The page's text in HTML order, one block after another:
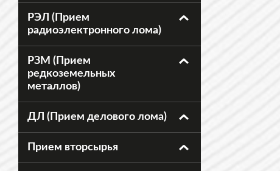
РЭЛ (Прием
радиоэлектронного лома)
РЗМ (Прием
редкоземельных
металлов)
ДЛ (Прием делового лома)
Прием вторсырья